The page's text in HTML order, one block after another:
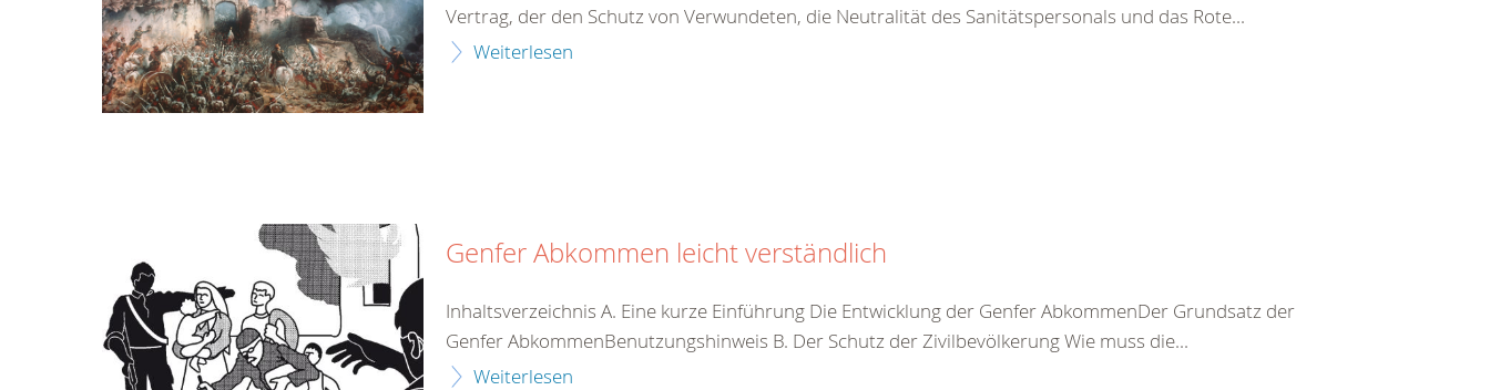
Vertrag, der den Schutz von Verwundeten, die Neutralität des Sanitätspersonals und das Rote...
Weiterlesen
Genfer Abkommen leicht verständlich
Inhaltsverzeichnis A. Eine kurze Einführung Die Entwicklung der Genfer AbkommenDer Grundsatz der
Genfer AbkommenBenutzungshinweis B. Der Schutz der Zivilbevölkerung Wie muss die...
Weiterlesen